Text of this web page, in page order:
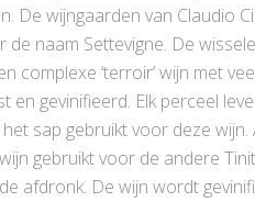
De wijngaarden van Claudio
naam Settevigne. De
complexe ‘terroir’ wijn met
gevinifieerd. Elk perceel
sap gebruikt voor deze
gebruikt voor de andere
afdronk. De wijn wordt